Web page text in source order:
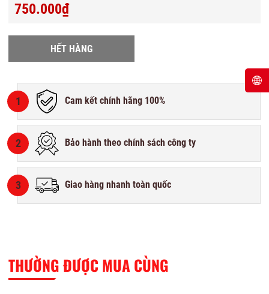
750.000₫
HẾT HÀNG
1 Cam kết chính hãng 100%
2 Bảo hành theo chính sách công ty
3 Giao hàng nhanh toàn quốc
THƯỜNG ĐƯỢC MUA CÙNG